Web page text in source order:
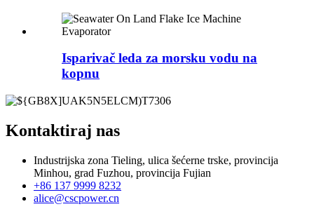
Isparivač leda za morsku vodu na
kopnu
Kontaktiraj nas
Industrijska zona Tieling, ulica šećerne trske, provincija
Minhou, grad Fuzhou, provincija Fujian
+86 137 9999 8232
alice@cscpower.cn